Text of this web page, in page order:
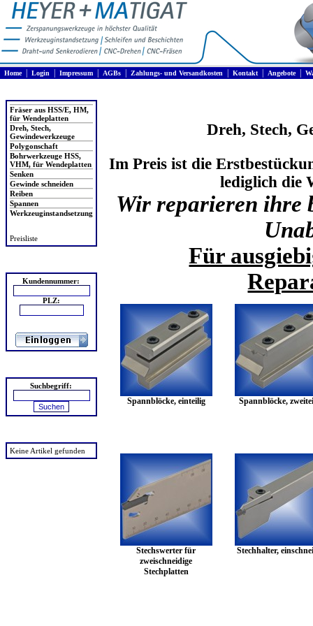
Home| Login Impressum AGBs Zahlungs- und Versandkosten Kontakt| Angebote|
Fräser aus HSS/E, HM,
für Wendeplatten
Dreh, Stech,
Gewindewerkzeuge
Polygonschaft
Bohrwerkzeuge HSS,
VHM, für Wendeplatten
Senken
Gewinde schneiden
Reiben
Spannen
Werkzeuginstandsetzung
Preisliste
Kundennummer:
PLZ:
Suchbegriff:
Keine Artikel gefunden
Dreh, Stech,
Im Preis ist die
lediglich die
Wir reparieren ihre
Für
Spannblöcke, einteilig Spannblöcke,
Stechswerter für
zweischneidige
Stechplatten
Stechhalter,